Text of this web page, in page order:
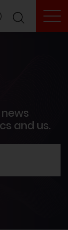
and us.